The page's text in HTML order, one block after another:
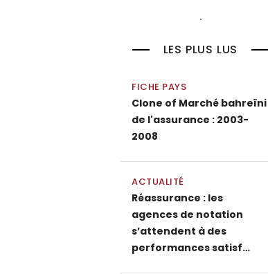
LES PLUS LUS
FICHE PAYS
Clone of Marché bahreïni
de l'assurance : 2003-
2008
ACTUALITÉ
Réassurance : les
agences de notation
s’attendent à des
performances satisf…